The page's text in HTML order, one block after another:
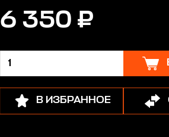
6 350 ₽
В ИЗБРАННОЕ